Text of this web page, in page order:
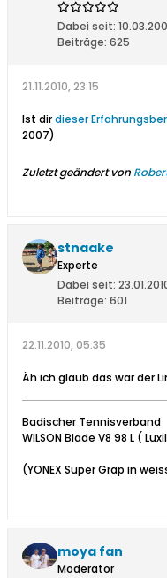
Dabei seit:
Beiträge: 625
21.11.2010, 23:15
Ist dirdieser
2007)
Zuletzt geändert von
stnaake
Experte
Dabei seit:
Beiträge: 601
22.11.2010, 05:35
Äh ich glaub das war der
Badischer Tennisverband
WILSON Blade V8 98 L (
(YONEX Super Grap in
moya fan
Moderator